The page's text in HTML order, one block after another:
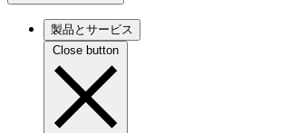
製品とサービス
Close button